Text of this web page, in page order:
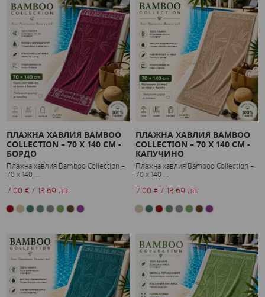
ПЛАЖНА ХАВЛИЯ BAMBOO
COLLECTION – 70 X 140 СМ -
БОРДО
Плажна хавлия Bamboo Collection –
70 x 140 ...
7.00 € / 13.69 лв.
ПЛАЖНА ХАВЛИЯ BAMBOO
COLLECTION – 70 X 140 СМ -
КАПУЧИНО
Плажна хавлия Bamboo Collection –
70 x 140 ...
7.00 € / 13.69 лв.